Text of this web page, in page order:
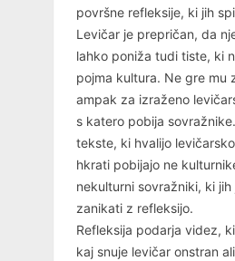
površne refleksije, ki jih
Levičar je prepričan, da
lahko poniža tudi tiste, ki
pojma kultura. Ne gre mu
ampak za izraženo
s katero pobija
tekste, ki hvalijo
hkrati pobijajo ne
nekulturni sovražniki, ki jih
zanikati z refleksijo.
Refleksija podarja videz,
kaj snuje levičar onstran